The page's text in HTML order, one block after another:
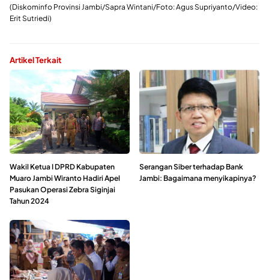
(Diskominfo Provinsi Jambi/Sapra Wintani/Foto: Agus Supriyanto/Video:
Erit Sutriedi)
Artikel Terkait
Wakil Ketua I DPRD Kabupaten
Muaro Jambi Wiranto Hadiri Apel
Pasukan Operasi Zebra Siginjai
Tahun 2024
Serangan Siber terhadap Bank
Jambi: Bagaimana menyikapinya?